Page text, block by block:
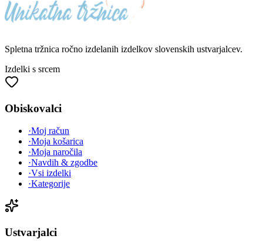
Spletna tržnica ročno izdelanih izdelkov slovenskih ustvarjalcev.
Izdelki s srcem
Obiskovalci
·Moj račun
·Moja košarica
·Moja naročila
·Navdih & zgodbe
·Vsi izdelki
·Kategorije
Ustvarjalci